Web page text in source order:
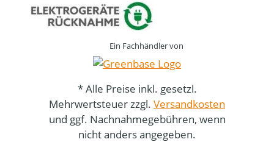
Ein Fachhändler von
* Alle Preise inkl. gesetzl.
Mehrwertsteuer zzgl. Versandkosten
und ggf. Nachnahmegebühren, wenn
nicht anders angegeben.